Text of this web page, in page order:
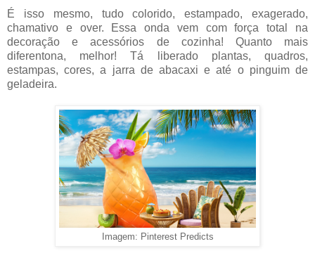
É isso mesmo, tudo colorido, estampado, exagerado,
chamativo e over. Essa onda vem com força total na
decoração e acessórios de cozinha! Quanto mais
diferentona, melhor! Tá liberado plantas, quadros,
estampas, cores, a jarra de abacaxi e até o pinguim de
geladeira.
Imagem: Pinterest Predicts